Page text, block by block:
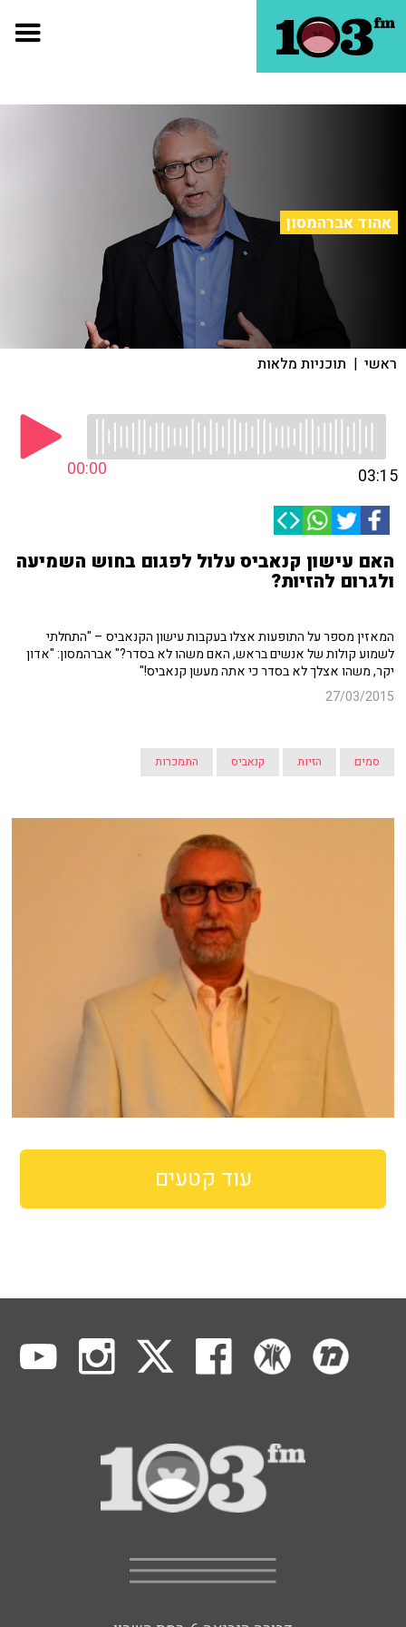
אהוד אברהמסון
ראשי | תוכניות מלאות
00:00 03:15
האם עישון קנאביס עלול לפגום בחוש השמיעה
ולגרום להזיות?
המאזין מספר על התופעות אצלו בעקבות עישון הקנאביס – "התחלתי
לשמוע קולות של אנשים בראש, האם משהו לא בסדר?" אברהמסון: "אדון
יקר, משהו אצלך לא בסדר כי אתה מעשן קנאביס!"
27/03/2015
סמים הזיות קנאביס התמכרות
עוד קטעים